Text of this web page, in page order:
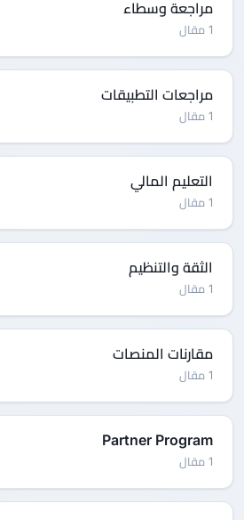
مراجعة وسطاء
1 مقال
مراجعات التطبيقات
1 مقال
التعليم المالي
1 مقال
الثقة والتنظيم
1 مقال
مقارنات المنصات
1 مقال
Partner Program
1 مقال